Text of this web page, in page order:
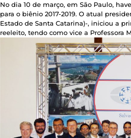
No dia 10 de março, em São Paulo,
para o biênio 2017-2019. O atual
Estado de Santa Catarina)-, iniciou a
reeleito, tendo como vice a Professora